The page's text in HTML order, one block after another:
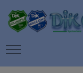
Mobile Menu Toggle